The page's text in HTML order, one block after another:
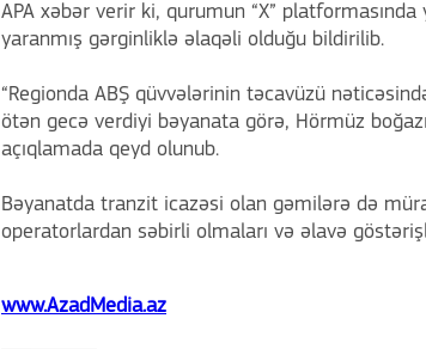
APA xəbər verir ki, qurumun “X” platformasında
yaranmış gərginliklə əlaqəli olduğu bildirilib.
“Regionda ABŞ qüvvələrinin təcavüzü
ötən gecə verdiyi bəyanata görə, Hörmüz
açıqlamada qeyd olunub.
Bəyanatda tranzit icazəsi olan gəmilərə də
operatorlardan səbirli olmaları və əlavə
www.AzadMedia.az